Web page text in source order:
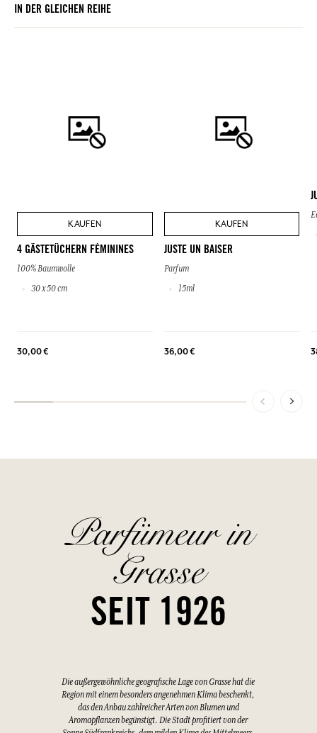
IN DER GLEICHEN REIHE
KAUFEN
4 GÄSTETÜCHERN FÉMININES
100% Baumwolle
30 x 50 cm
30,00 €
KAUFEN
JUSTE UN BAISER
Parfum
15ml
36,00 €
Parfümeur in
Grasse
SEIT 1926
Die außergewöhnliche geografische Lage von Grasse hat die
Region mit einem besonders angenehmen Klima beschenkt,
das den Anbau zahlreicher Arten von Blumen und
Aromapflanzen begünstigt. Die Stadt profitiert von der